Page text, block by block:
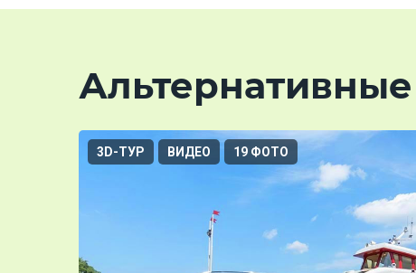
3D-ТУР ВИДЕО 19 ФОТО